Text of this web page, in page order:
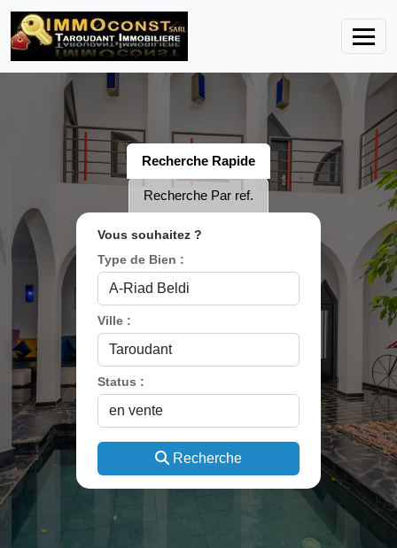
Recherche Rapide
Recherche Par ref.
Vous souhaitez ?
Type de Bien :
Ville :
Status :
Recherche